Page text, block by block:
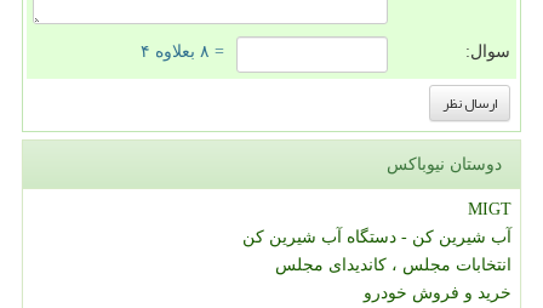
سوال: = ۸ بعلاوه ۴
دوستان نیوباکس
MIGT
آب شیرین کن - دستگاه آب شیرین کن
انتخابات مجلس ، کاندیدای مجلس
خرید و فروش خودرو